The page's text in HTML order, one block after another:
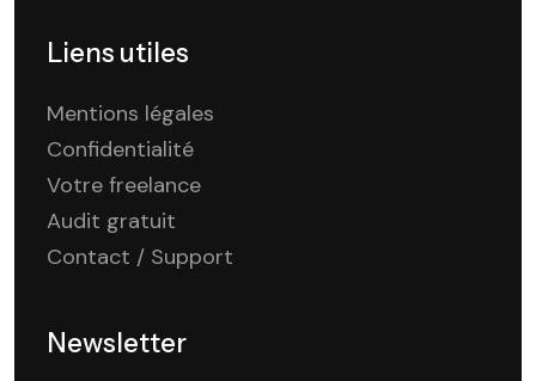
Liens utiles
Mentions légales
Confidentialité
Votre freelance
Audit gratuit
Contact / Support
Newsletter